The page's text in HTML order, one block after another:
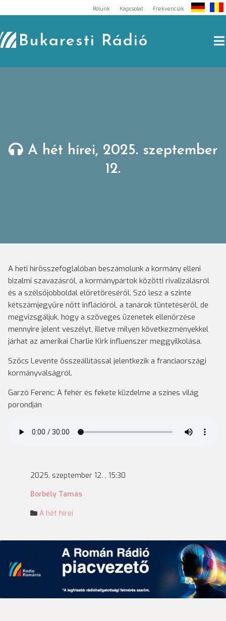
to
content
Rólunk Kapcsolat Frekvenciák
Bukaresti Rádió
A hét hírei, 2025. szeptember
12.
A heti hírösszefoglalóban beszámolunk a kormány elleni
bizalmi szavazásról, a kormánypártok közötti rivalizálásról
és a szélsőjobboldal előretöréséről. Szó lesz a szinte
kétszámjegyűre nőtt inflációról, a tanárok tüntetéséről, de
megvizsgáljuk, hogy a szöveges üzenetek ellenőrzése
mennyire jelent veszélyt, illetve milyen következményekkel
járhat az amerikai Charlie Kirk influenszer meggyilkolása.
Szőcs Levente összeállítással jelentkezik a franciaországi
kormányválságról.
Garzó Ferenc: A fehér és fekete küzdelme a színes világ
porondján
2025. szeptember 12. , 15:30
Borbély Tamás
A hét hírei